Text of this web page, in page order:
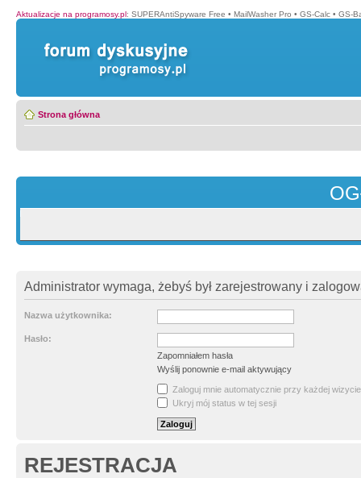
Aktualizacje na programosy.pl: SUPERAntiSpyware Free • MailWasher Pro • GS-Calc • GS-
Strona główna
Administrator wymaga, żebyś był zarejestrowany i
Nazwa użytkownika:
Hasło:
Zapomniałem hasła
Wyślij ponownie e-mail aktywujący
Zaloguj mnie automatycznie przy każdej wizycie
Ukryj mój status w tej sesji
REJESTRACJA